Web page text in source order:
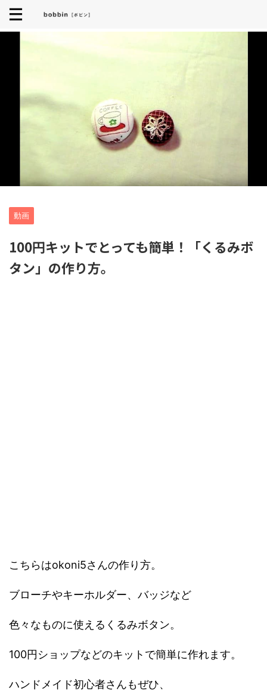
動画
100円キットでとっても簡単！「くるみボ
タン」の作り方。
こちらはokoni5さんの作り方。
ブローチやキーホルダー、バッジなど
色々なものに使えるくるみボタン。
100円ショップなどのキットで簡単に作れます。
ハンドメイド初心者さんもぜひ、